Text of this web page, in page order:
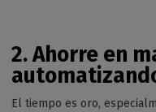
2. Ahorre en
El tiempo es oro,